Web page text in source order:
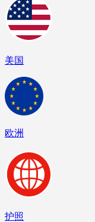
美国
欧洲
护照